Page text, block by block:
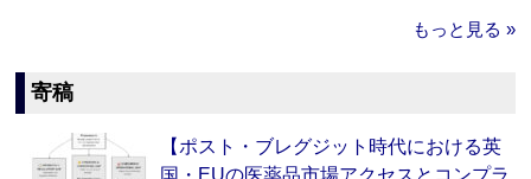
もっと見る »
寄稿
【ポスト・ブレグジット時代における英